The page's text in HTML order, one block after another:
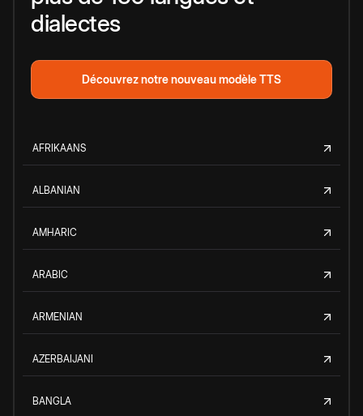
dialectes
Découvrez notre nouveau modèle TTS
AFRIKAANS
ALBANIAN
AMHARIC
ARABIC
ARMENIAN
AZERBAIJANI
BANGLA